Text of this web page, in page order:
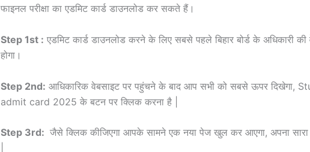
फाइनल परीक्षा का एडमिट कार्ड डाउनलोड कर सकते हैं।
Step 1st : एडमिट कार्ड डाउनलोड करने के लिए सबसे पहले बिहार बोर्ड के अधिकारी
होगा।
Step 2nd: आधिकारिक वेबसाइट पर पहुंचने के बाद आप सभी को सबसे ऊपर दिखेगा,
admit card 2025 के बटन पर क्लिक करना है |
Step 3rd: जैसे क्लिक कीजिएगा आपके सामने एक नया पेज खुल कर आएगा, अपना सारा